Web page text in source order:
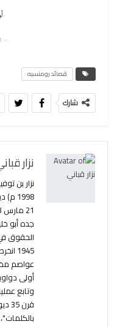
-
قصائد رومنسيه
شارك
نزار
جده أبو
الحقوق
وتابع